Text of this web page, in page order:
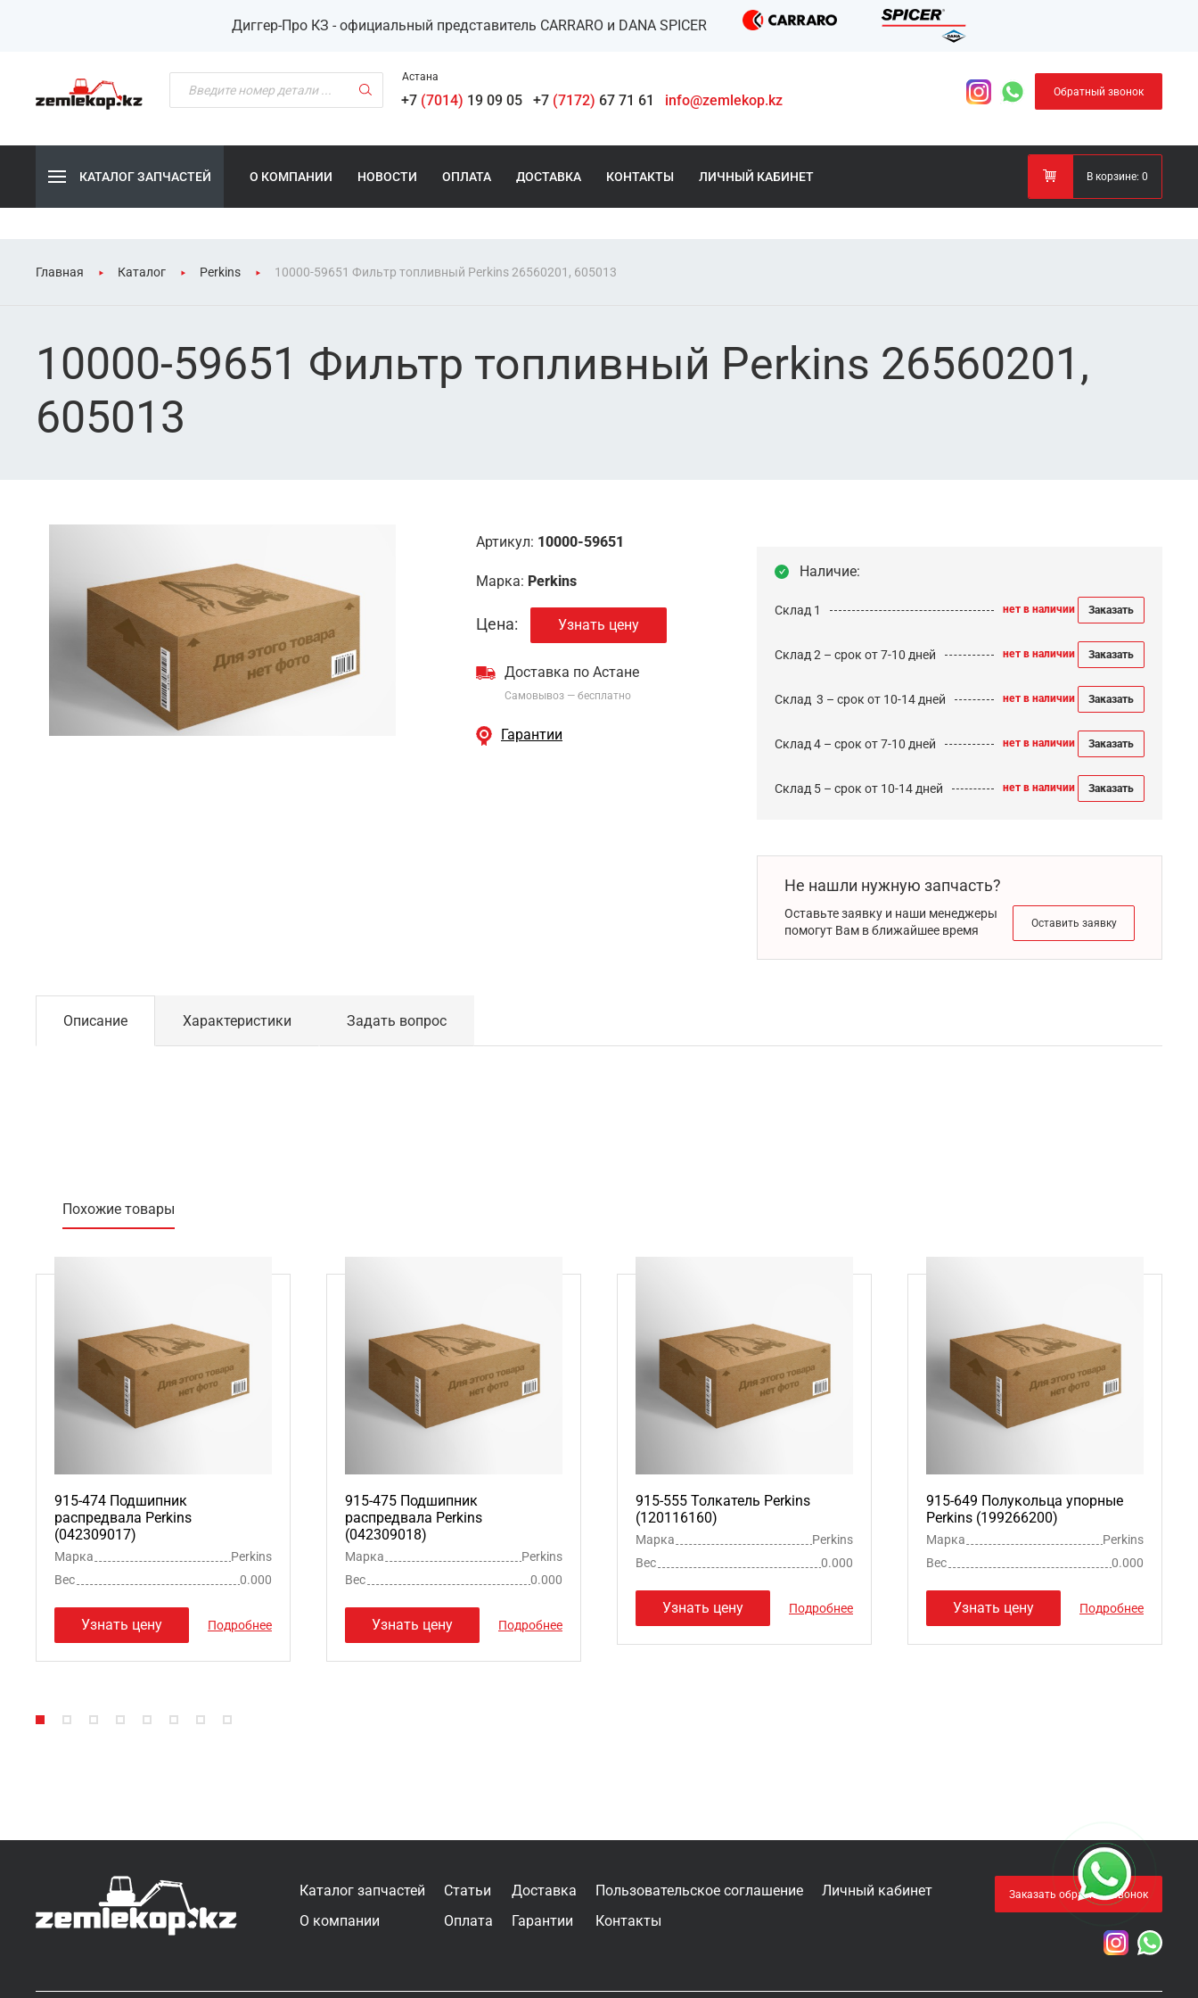
Диггер-Про КЗ - официальный представитель CARRARO и DANA SPICER
Астана
+7 (7014) 19 09 05 +7 (7172) 67 71 61 info@zemlekop.kz Обратный звонок
КАТАЛОГ ЗАПЧАСТЕЙ О КОМПАНИИ НОВОСТИ ОПЛАТА ДОСТАВКА КОНТАКТЫ ЛИЧНЫЙ КАБИНЕТ В корзине: 0
Главная Каталог Perkins 10000-59651 Фильтр топливный Perkins 26560201, 605013
10000-59651 Фильтр топливный Perkins 26560201,
605013
Артикул: 10000-59651
Марка: Perkins
Цена: Узнать цену
Доставка по Астане
Самовывоз — бесплатно
Гарантии
Наличие:
Склад 1 нет в наличии Заказать
Склад 2 – срок от 7-10 дней нет в наличии Заказать
Cклад 3 – срок от 10-14 дней нет в наличии Заказать
Склад 4 – срок от 7-10 дней нет в наличии Заказать
Склад 5 – срок от 10-14 дней нет в наличии Заказать
Не нашли нужную запчасть?
Оставьте заявку и наши менеджеры
помогут Вам в ближайшее время
Оставить заявку
Описание Характеристики Задать вопрос
Похожие товары
915-474 Подшипник
распредвала Perkins
(042309017)
Марка
Perkins
Вес
0.000
Узнать цену Подробнее
915-475 Подшипник
распредвала Perkins
(042309018)
Марка
Perkins
Вес
0.000
Узнать цену Подробнее
915-555 Толкатель Perkins
(120116160)
Марка
Perkins
Вес
0.000
Узнать цену Подробнее
915-649 Полукольца упорные
Perkins (199266200)
Марка
Perkins
Вес
0.000
Узнать цену Подробнее
Каталог запчастей
О компании
Статьи
Оплата
Доставка
Гарантии
Пользовательское соглашение
Контакты
Личный кабинет Заказать обратный звонок